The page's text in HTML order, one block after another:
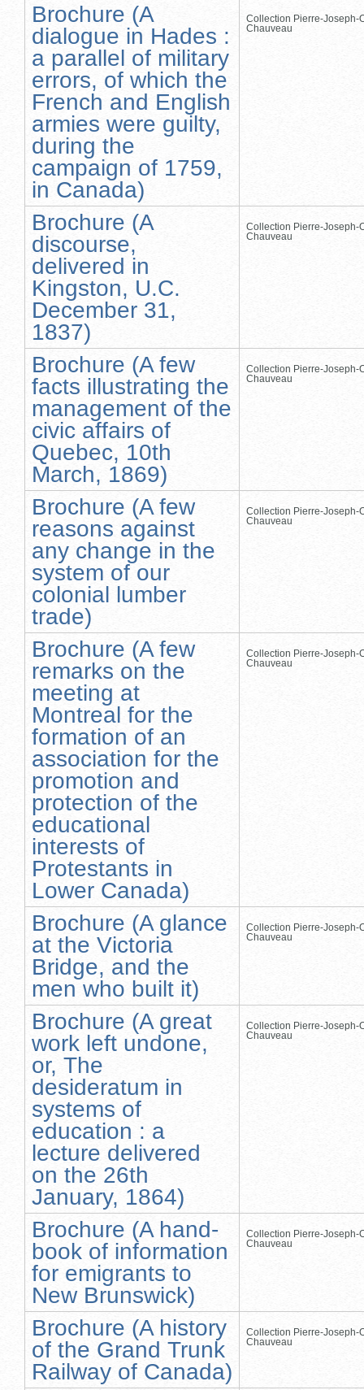
Brochure (A
dialogue in Hades :
a parallel of military
errors, of which the
French and English
armies were guilty,
during the
campaign of 1759,
in Canada)
Collection Pierre-Joseph-
Chauveau
Brochure (A
discourse,
delivered in
Kingston, U.C.
December 31,
1837)
Collection Pierre-Joseph-
Chauveau
Brochure (A few
facts illustrating the
management of the
civic affairs of
Quebec, 10th
March, 1869)
Collection Pierre-Joseph-
Chauveau
Brochure (A few
reasons against
any change in the
system of our
colonial lumber
trade)
Collection Pierre-Joseph-
Chauveau
Brochure (A few
remarks on the
meeting at
Montreal for the
formation of an
association for the
promotion and
protection of the
educational
interests of
Protestants in
Lower Canada)
Collection Pierre-Joseph-
Chauveau
Brochure (A glance
at the Victoria
Bridge, and the
men who built it)
Collection Pierre-Joseph-
Chauveau
Brochure (A great
work left undone,
or, The
desideratum in
systems of
education : a
lecture delivered
on the 26th
January, 1864)
Collection Pierre-Joseph-
Chauveau
Brochure (A hand-
book of information
for emigrants to
New Brunswick)
Collection Pierre-Joseph-
Chauveau
Brochure (A history
of the Grand Trunk
Railway of Canada)
Collection Pierre-Joseph-
Chauveau